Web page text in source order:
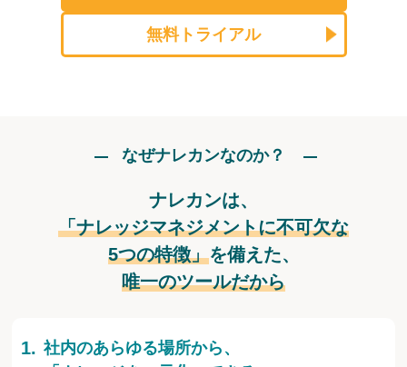
無料トライアル
なぜナレカンなのか？
ナレカンは、
「ナレッジマネジメントに不可欠な
5つの特徴」を備えた、
唯一のツールだから
社内のあらゆる場所から、